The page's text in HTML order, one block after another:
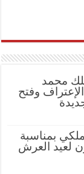
محمد
وفتح
بمناسبة
لعيد العرش